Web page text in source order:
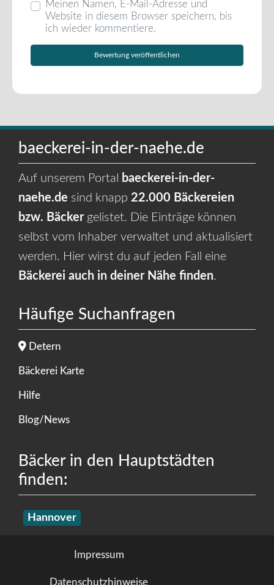
Meinen Namen, E-Mail-Adresse und
Website in diesem Browser speichern, bis
ich wieder kommentiere.
baeckerei-in-der-naehe.de
Auf unserem Portal
baeckerei-in-der-
naehe.de sind knapp 22.000 Bäckereien
bzw. Bäckergelistet. Die Einträge können
selbst vom Inhaber verwaltet und aktualisiert
werden. Hier wirst du auf jeden Fall eine
Bäckerei auch in deiner Nähe finden.
Häufige Suchanfragen
Detern
Bäckerei Karte
Hilfe
Blog/News
Bäcker in den Hauptstädten
finden:
Hannover
Impressum
Datenschutzhinweise